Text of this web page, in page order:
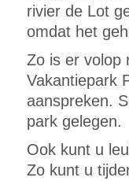
rivier de Lot
omdat het
Zo is er volop
Vakantiepark
aanspreken.
park gelegen.
Ook kunt u
Zo kunt u